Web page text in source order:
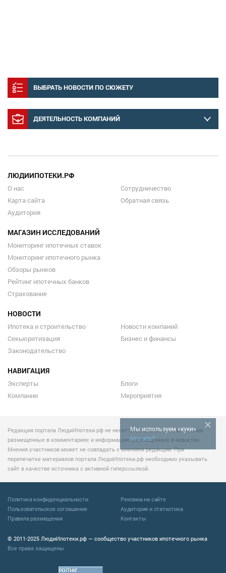
ВЫБРАТЬ НОВОСТИ ПО СЮЖЕТУ
ДЕЯТЕЛЬНОСТЬ КОМПАНИЙ
Мы используем «куки»
Что это?
ЛЮДИИПОТЕКИ.РФ
О нас
Карта сайта
Аудитория
Сотрудничество
Обратная связь
МАГАЗИН ИССЛЕДОВАНИЙ
Мониторинг ипотечных ставок
Мониторинг ипотечного рынка
Обзоры рынков
Рейтинг ипотечных банков
Страхование
НОВОСТИ
Ипотека и строительство
Секьюритизация
Законодательство
Новости компаний
Бизнес и финансы
НАВИГАЦИЯ
Эксперты
Компании
Блоги
Мероприятия
Редакция портала ЛюдиИпотеки.рф не несет ответственности за мнения
размещенные в комментариях и информацию, размещенную в новостях.
Мнения участников может не совпадать с мнением редакции. При
перепечатке материалов портала ЛюдиИпотеки.рф необходимо указывать
сайт в качестве источника с активной гиперссылкой.
© 2011-2025 ЛюдиИпотеки.рф — сообщество участников ипотечного рынка
Все права защищены
Политика конфиденциальности
Пользовательское соглашение
Правила размещения
Реклама на сайте
Аудитория и статистика
Контакты